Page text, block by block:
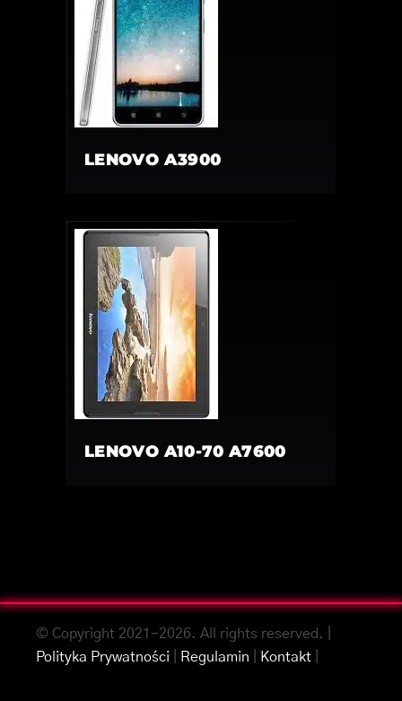
LENOVO A3900
LENOVO A10-70 A7600
© Copyright 2021-2026. All rights reserved. |
Polityka Prywatności
Regulamin Kontakt